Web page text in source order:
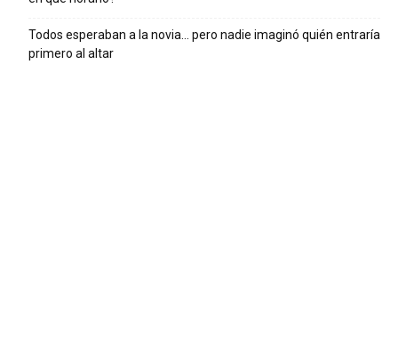
Todos esperaban a la novia… pero nadie imaginó quién entraría
primero al altar